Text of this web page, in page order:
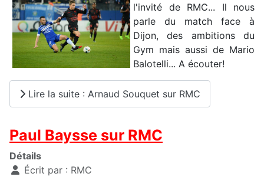
l'invité de RMC... Il nous
parle du match face à
Dijon, des ambitions du
Gym mais aussi de Mario
Balotelli... A écouter!
Lire la suite : Arnaud Souquet sur RMC
Paul Baysse sur RMC
Détails
Écrit par : RMC